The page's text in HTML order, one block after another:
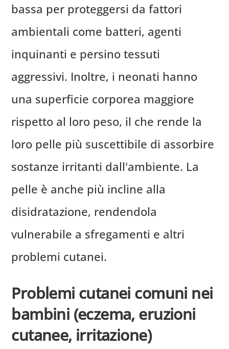
bassa per proteggersi da fattori
ambientali come batteri, agenti
inquinanti e persino tessuti
aggressivi. Inoltre, i neonati hanno
una superficie corporea maggiore
rispetto al loro peso, il che rende la
loro pelle più suscettibile di assorbire
sostanze irritanti dall'ambiente. La
pelle è anche più incline alla
disidratazione, rendendola
vulnerabile a sfregamenti e altri
problemi cutanei.
Problemi cutanei comuni nei
bambini (eczema, eruzioni
cutanee, irritazione)